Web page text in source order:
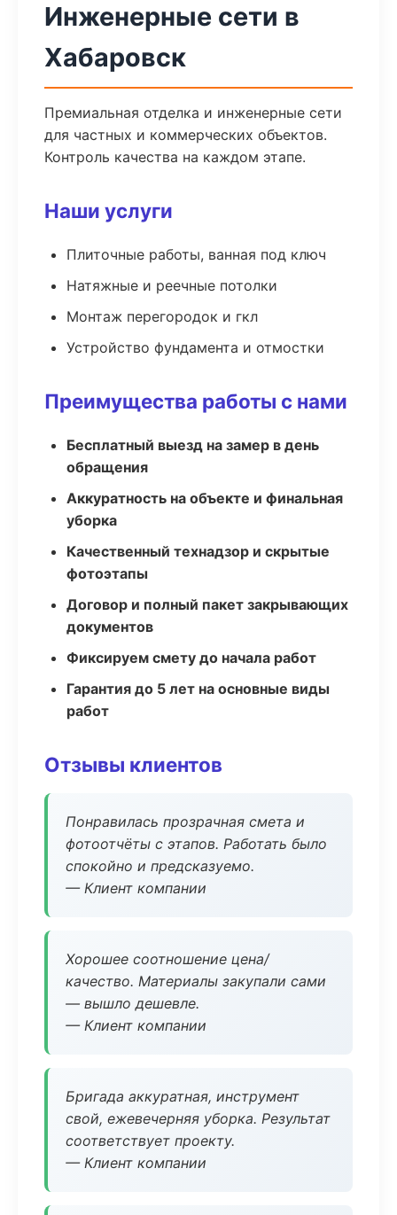
Инженерные сети в
Хабаровск
Премиальная отделка и инженерные сети
для частных и коммерческих объектов.
Контроль качества на каждом этапе.
Наши услуги
Плиточные работы, ванная под ключ
Натяжные и реечные потолки
Монтаж перегородок и гкл
Устройство фундамента и отмостки
Преимущества работы с нами
Бесплатный выезд на замер в день
обращения
Аккуратность на объекте и финальная
уборка
Качественный технадзор и скрытые
фотоэтапы
Договор и полный пакет закрывающих
документов
Фиксируем смету до начала работ
Гарантия до 5 лет на основные виды
работ
Отзывы клиентов
Понравилась прозрачная смета и
фотоотчёты с этапов. Работать было
спокойно и предсказуемо.
— Клиент компании
Хорошее соотношение цена/
качество. Материалы закупали сами
— вышло дешевле.
— Клиент компании
Бригада аккуратная, инструмент
свой, ежевечерняя уборка. Результат
соответствует проекту.
— Клиент компании